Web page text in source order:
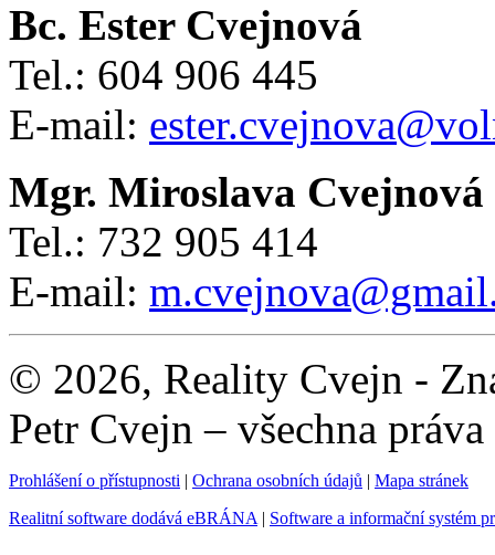
Bc. Ester Cvejnová
Tel.: 604 906 445
E-mail:
Mgr. Miroslava Cvejnová
Tel.: 732 905 414
E-mail:
© 2026, Reality Cvejn -
Petr Cvejn – všechna
Prohlášení o přístupnosti Ochrana osobních údajů
Mapa stránek
Realitní software dodává eBRÁNA| Software a informační systém